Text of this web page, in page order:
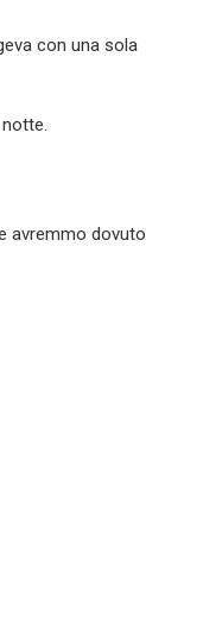
con una sola
avremmo dovuto